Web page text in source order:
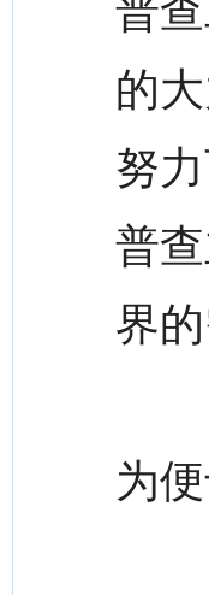
普
的
努
普
界
为